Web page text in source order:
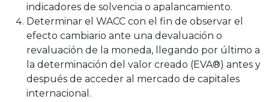
indicadores de solvencia o apalancamiento.
Determinar el WACC con el fin de observar el
efecto cambiario ante una devaluación o
revaluación de la moneda, llegando por último a
la determinación del valor creado (EVA®) antes y
después de acceder al mercado de capitales
internacional.